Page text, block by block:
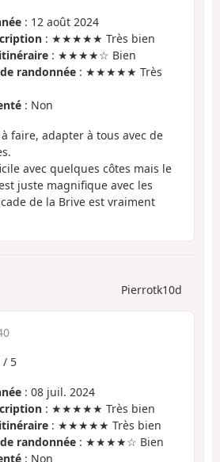
: 12 août 2024
: ★★★★★ Très bien
: ★★★★☆ Bien
randonnée : ★★★★★ Très
: Non
faire, adapter à tous avec de
avec quelques côtes mais le
juste magnifique avec les
de la Brive est vraiment
Pierrotk10d
/ 5
: 08 juil. 2024
: ★★★★★ Très bien
: ★★★★★ Très bien
randonnée : ★★★★☆ Bien
: Non